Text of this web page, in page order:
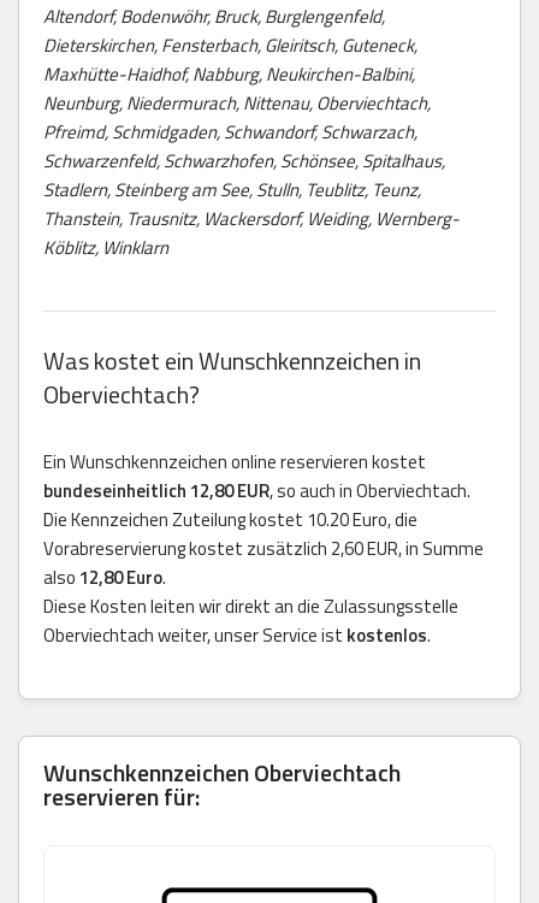
Altendorf, Bodenwöhr, Bruck, Burglengenfeld,
Dieterskirchen, Fensterbach, Gleiritsch, Guteneck,
Maxhütte-Haidhof, Nabburg, Neukirchen-Balbini,
Neunburg, Niedermurach, Nittenau, Oberviechtach,
Pfreimd, Schmidgaden, Schwandorf, Schwarzach,
Schwarzenfeld, Schwarzhofen, Schönsee, Spitalhaus,
Stadlern, Steinberg am See, Stulln, Teublitz, Teunz,
Thanstein, Trausnitz, Wackersdorf, Weiding, Wernberg-
Köblitz, Winklarn
Was kostet ein Wunschkennzeichen in
Oberviechtach?
Ein Wunschkennzeichen online reservieren kostet
bundeseinheitlich 12,80 EUR, so auch in Oberviechtach.
Die Kennzeichen Zuteilung kostet 10.20 Euro, die
Vorabreservierung kostet zusätzlich 2,60 EUR, in Summe
also 12,80 Euro.
Diese Kosten leiten wir direkt an die Zulassungsstelle
Oberviechtach weiter, unser Service ist kostenlos.
Wunschkennzeichen Oberviechtach
reservieren für: